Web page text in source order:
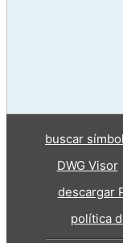
buscar
DWG Visor
descargar
política